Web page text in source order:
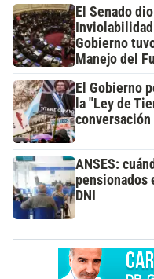
El Senado
Inviolabilidad
Gobierno
Manejo del
El Gobierno
la "Ley de
conversación
ANSES:
pensionados
DNI